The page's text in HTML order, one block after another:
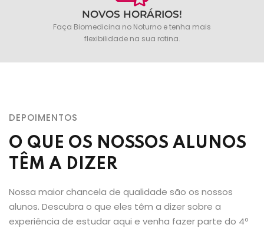
NOVOS HORÁRIOS!
Faça Biomedicina no Noturno e tenha mais
flexibilidade na sua rotina.
DEPOIMENTOS
O QUE OS NOSSOS ALUNOS
TÊM A DIZER
Nossa maior chancela de qualidade são os nossos
alunos. Descubra o que eles têm a dizer sobre a
experiência de estudar aqui e venha fazer parte do 4º